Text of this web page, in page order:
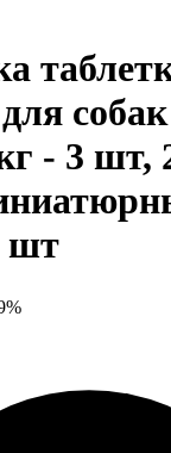
- 3 шт,
шт